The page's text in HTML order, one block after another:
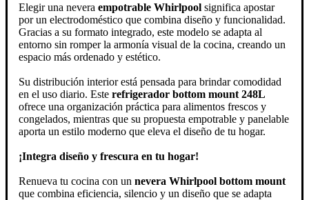
Elegir una nevera empotrable Whirlpool significa apostar
por un electrodoméstico que combina diseño y funcionalidad.
Gracias a su formato integrado, este modelo se adapta al
entorno sin romper la armonía visual de la cocina, creando un
espacio más ordenado y estético.
Su distribución interior está pensada para brindar comodidad
en el uso diario. Este refrigerador bottom mount 248L
ofrece una organización práctica para alimentos frescos y
congelados, mientras que su propuesta empotrable y panelable
aporta un estilo moderno que eleva el diseño de tu hogar.
¡Integra diseño y frescura en tu hogar!
Renueva tu cocina con un nevera Whirlpool bottom mount
que combina eficiencia, silencio y un diseño que se adapta